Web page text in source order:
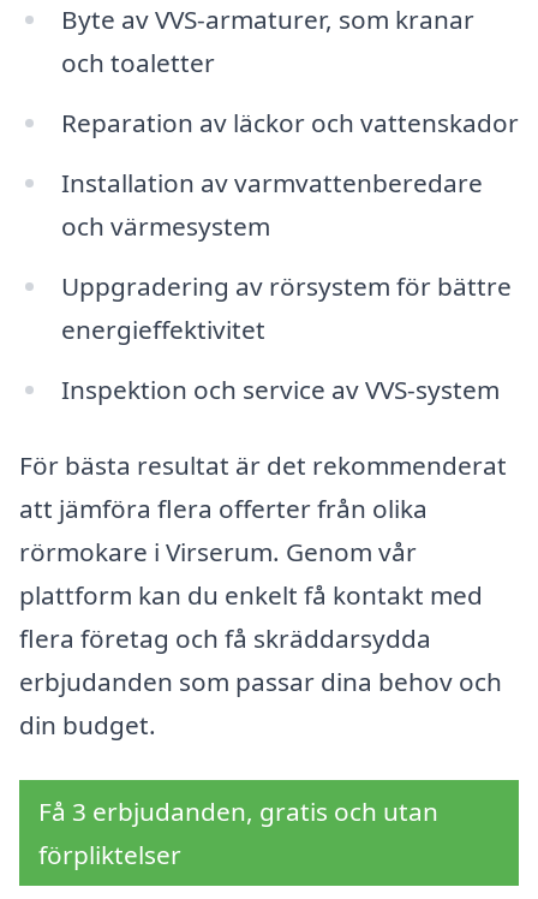
Byte av VVS-armaturer, som kranar
och toaletter
Reparation av läckor och vattenskador
Installation av varmvattenberedare
och värmesystem
Uppgradering av rörsystem för bättre
energieffektivitet
Inspektion och service av VVS-system
För bästa resultat är det rekommenderat
att jämföra flera offerter från olika
rörmokare i Virserum. Genom vår
plattform kan du enkelt få kontakt med
flera företag och få skräddarsydda
erbjudanden som passar dina behov och
din budget.
Få 3 erbjudanden, gratis och utan
förpliktelser